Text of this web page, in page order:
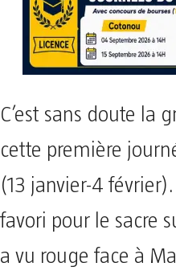
C’est sans doute la
cette première
(13 janvier-4
favori pour le sacre
a vu rouge face à